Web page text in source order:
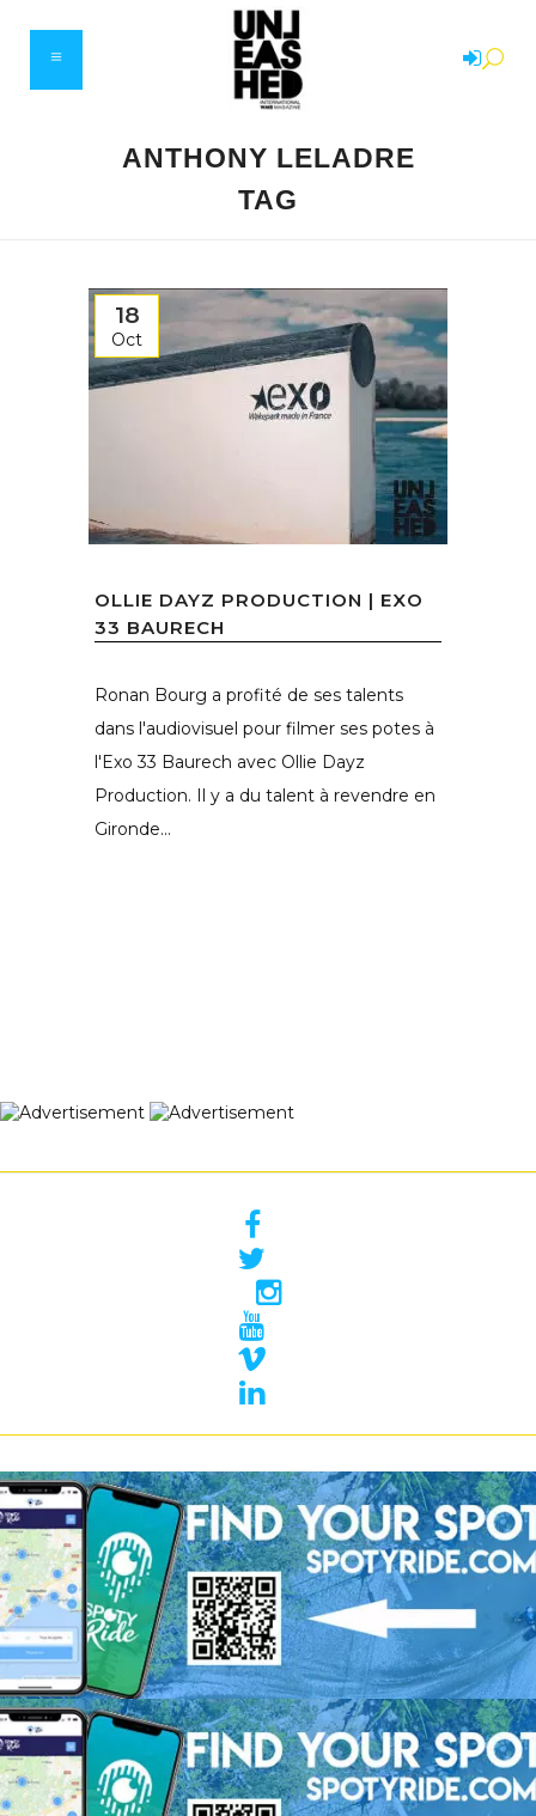
ANTHONY LELADRE
TAG
18
Oct
OLLIE DAYZ PRODUCTION | EXO
33 BAURECH
Ronan Bourg a profité de ses talents
dans l'audiovisuel pour filmer ses potes à
l'Exo 33 Baurech avec Ollie Dayz
Production. Il y a du talent à revendre en
Gironde...